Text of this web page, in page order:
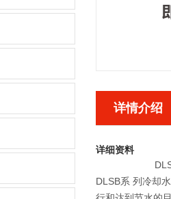
详情介绍
详细资料
DLSB系 列冷却